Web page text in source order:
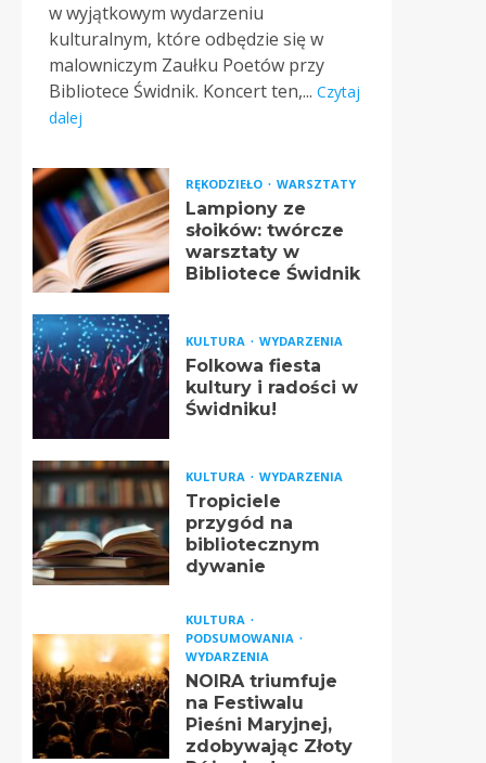
w wyjątkowym wydarzeniu
kulturalnym, które odbędzie się w
malowniczym Zaułku Poetów przy
Bibliotece Świdnik. Koncert ten,... Czytaj
dalej
RĘKODZIEŁO WARSZTATY
Lampiony ze
słoików: twórcze
warsztaty w
Bibliotece Świdnik
KULTURA WYDARZENIA
Folkowa fiesta
kultury i radości w
Świdniku!
KULTURA WYDARZENIA
Tropiciele
przygód na
bibliotecznym
dywanie
KULTURA
PODSUMOWANIA
WYDARZENIA
NOIRA triumfuje
na Festiwalu
Pieśni Maryjnej,
zdobywając Złoty